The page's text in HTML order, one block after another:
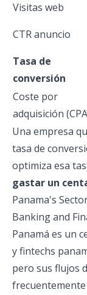
Visitas web
CTR anuncio
Tasa de
conversión
Coste por
adquisición
Una empresa
tasa de
optimiza esa
gastar un
Panama's
Banking and
Panamá es un
y fintechs
pero sus flujos